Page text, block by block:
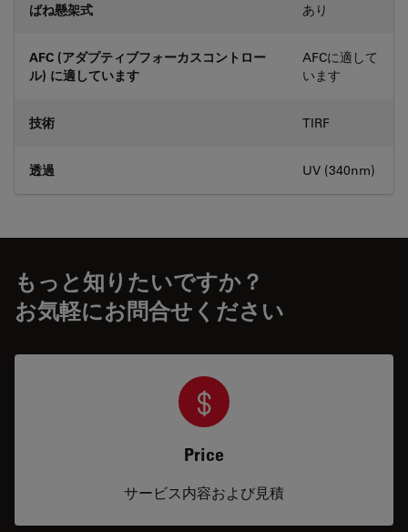
ばね懸架式 あり
AFC (アダプティブフォーカスコントロー
ル) に適しています
AFCに適して
います
技術 TIRF
透過 UV (340nm)
もっと知りたいですか？
お気軽にお問合せください
Price
サービス内容および見積